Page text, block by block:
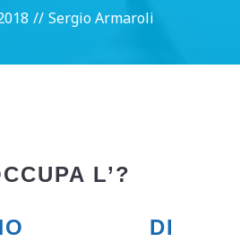
// Sergio Armaroli
L’?
DI